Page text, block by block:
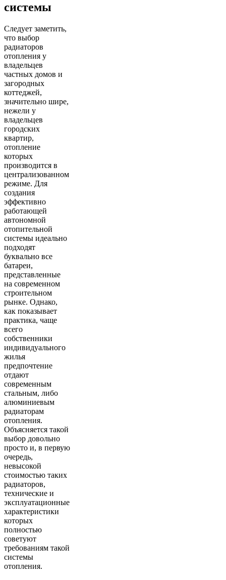
системы
Следует заметить,
что выбор
радиаторов
отопления у
владельцев
частных домов и
загородных
коттеджей,
значительно шире,
нежели у
владельцев
городских
квартир,
отопление
которых
производится в
централизованном
режиме. Для
создания
эффективно
работающей
автономной
отопительной
системы идеально
подходят
буквально все
батареи,
представленные
на современном
строительном
рынке. Однако,
как показывает
практика, чаще
всего
собственники
индивидуального
жилья
предпочтение
отдают
современным
стальным, либо
алюминиевым
радиаторам
отопления.
Объясняется такой
выбор довольно
просто и, в первую
очередь,
невысокой
стоимостью таких
радиаторов,
технические и
эксплуатационные
характеристики
которых
полностью
советуют
требованиям такой
системы
отопления.